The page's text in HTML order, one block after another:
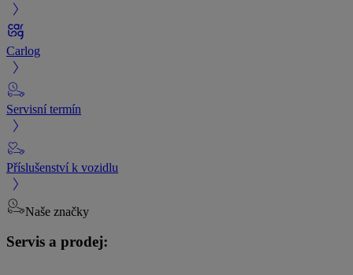
Carlog
Servisní termín
Příslušenství k vozidlu
Naše značky
Servis a prodej: